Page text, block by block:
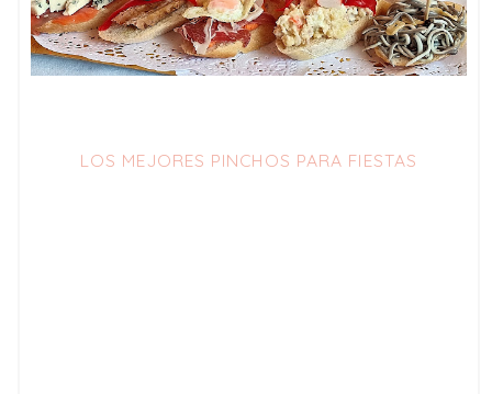
LOS MEJORES PINCHOS PARA FIESTAS